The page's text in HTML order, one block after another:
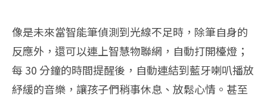
像是未來當智能筆偵測到光線不足時，除筆自身的
反應外，還可以連上智慧物聯網，自動打開檯燈；
每 30 分鐘的時間提醒後，自動連結到藍牙喇叭播放
紓緩的音樂，讓孩子們稍事休息、放鬆心情。甚至